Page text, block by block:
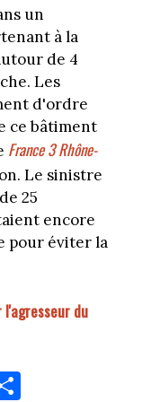
un
à la
de 4
Les
d'ordre
ce bâtiment
France 3 Rhône-
Le sinistre
25
encore
pour éviter la
du
Pa